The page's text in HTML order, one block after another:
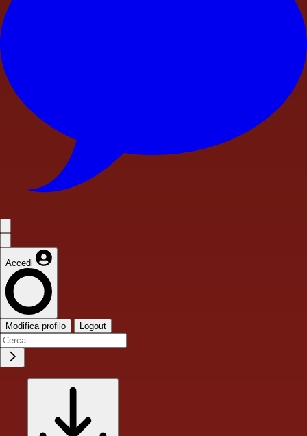
Accedi
Modifica profilo Logout